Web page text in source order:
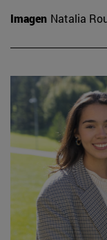
Imagen Natalia